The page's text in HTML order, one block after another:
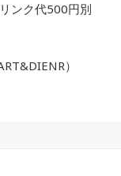
ンク代500円別
）